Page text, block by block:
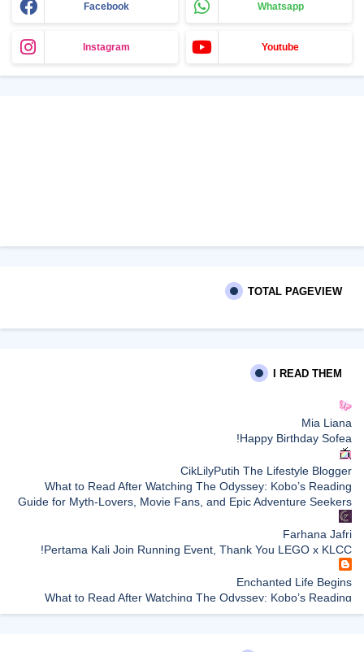
Facebook Whatsapp
Instagram Youtube
TOTAL PAGEVIEW
I READ THEM
Mia Liana
Happy Birthday Sofea!
CikLilyPutih The Lifestyle Blogger
What to Read After Watching The Odyssey: Kobo’s Reading
Guide for Myth-Lovers, Movie Fans, and Epic Adventure Seekers
Farhana Jafri
Pertama Kali Join Running Event, Thank You LEGO x KLCC!
Enchanted Life Begins
What to Read After Watching The Odyssey: Kobo’s Reading
Guide for Myth-Lovers, Movie Fans, and Epic Adventure Seekers